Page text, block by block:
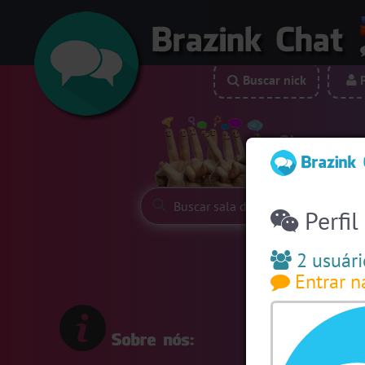
Siga-nos:
Buscar nick
Perfil
2
Entrar